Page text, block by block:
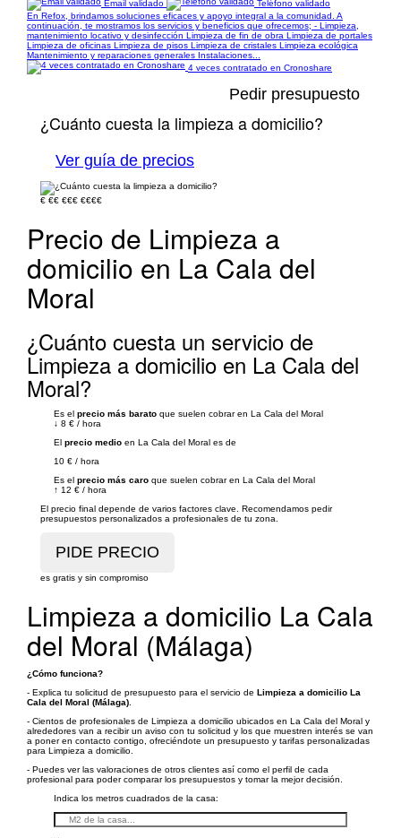
Email validado
Teléfono validado
En Refox, brindamos soluciones eficaces y apoyo integral a la comunidad. A
continuación, te mostramos los servicios y beneficios que ofrecemos; - Limpieza,
mantenimiento locativo y desinfección Limpieza de fin de obra Limpieza de portales
Limpieza de oficinas Limpieza de pisos Limpieza de cristales Limpieza ecológica
Mantenimiento y reparaciones generales Instalaciones...
4 veces contratado en Cronoshare
Pedir presupuesto
¿Cuánto cuesta la limpieza a domicilio?
Ver guía de precios
€ €€ €€€ €€€€
Precio de Limpieza a
domicilio en La Cala del
Moral
¿Cuánto cuesta un servicio de
Limpieza a domicilio en La Cala del
Moral?
Es el precio más barato que suelen cobrar en La Cala del Moral
↓ 8 € / hora
El precio medio en La Cala del Moral es de
10 € / hora
Es el precio más caro que suelen cobrar en La Cala del Moral
↑ 12 € / hora
El precio final depende de varios factores clave. Recomendamos pedir
presupuestos personalizados a profesionales de tu zona.
es gratis y sin compromiso
Limpieza a domicilio La Cala
del Moral (Málaga)
¿Cómo funciona?
- Explica tu solicitud de presupuesto para el servicio de Limpieza a domicilio La
Cala del Moral (Málaga)
- Cientos de profesionales de Limpieza a domicilio ubicados en La Cala del Moral y
alrededores van a recibir un aviso con tu solicitud y los que muestren interés se van
a poner en contacto contigo, ofreciéndote un presupuesto y tarifas personalizadas
para Limpieza a domicilio.
- Puedes ver las valoraciones de otros clientes así como el perfil de cada
profesional para poder comparar los presupuestos y tomar la mejor decisión.
Indica los metros cuadrados de la casa: